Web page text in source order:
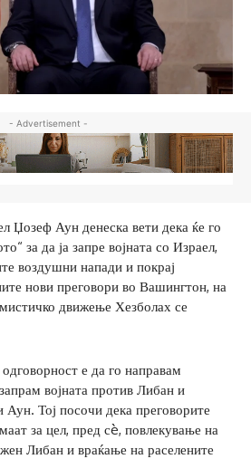
- Advertisement -
Џозеф Аун денеска вети дека ќе го
за да ја запре војната со Израел,
воздушни напади и покрај
нови преговори во Вашингтон, на
движење Хезболах се
е да го направам
војната против Либан и
Аун. Тој посочи дека преговорите
за цел, пред сè, повлекување на
Либан и враќање на раселените